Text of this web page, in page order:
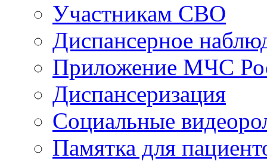
Участникам СВО
Диспансерное
Приложение МЧС
Диспансеризация
Социальные
Памятка для